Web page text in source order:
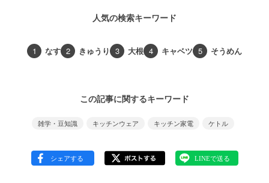
人気の検索キーワード
1 なす 2 きゅうり 3 大根 4 キャベツ 5 そうめん
この記事に関するキーワード
雑学・豆知識 キッチンウェア キッチン家電 ケトル